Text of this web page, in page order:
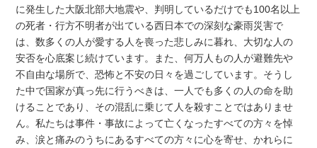
に発生した大阪北部大地震や、判明しているだけでも100名以上
の死者・行方不明者が出ている西日本での深刻な豪雨災害で
は、数多くの人が愛する人を喪った悲しみに暮れ、大切な人の
安否を心底案じ続けています。また、何万人もの人が避難先や
不自由な場所で、恐怖と不安の日々を過ごしています。そうし
た中で国家が真っ先に行うべきは、一人でも多くの人の命を助
けることであり、その混乱に乗じて人を殺すことではありませ
ん。私たちは事件・事故によって亡くなったすべての方々を悼
み、涙と痛みのうちにあるすべての方々に心を寄せ、かれらに